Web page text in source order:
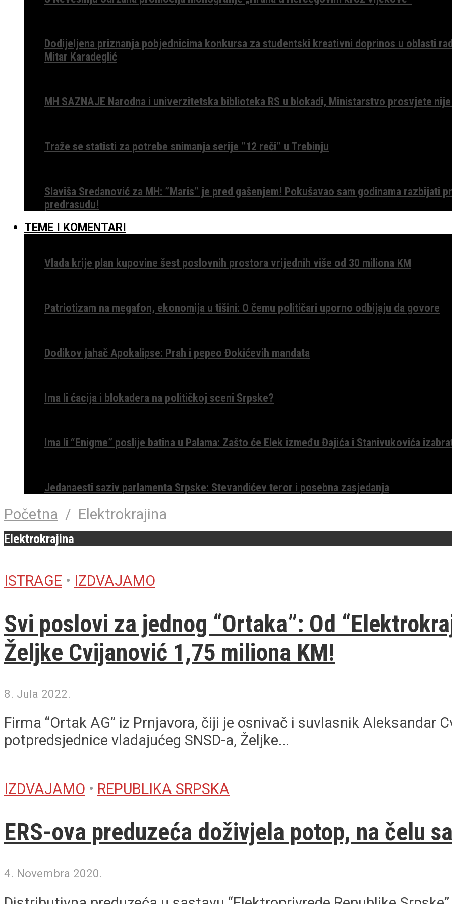
Dodijeljena priznanja pobjednicima konkursa za studentski kreativni doprinos u oblasti
Mitar Karadeglić
MH SAZNAJE Narodna i univerzitetska biblioteka RS u blokadi, Ministarstvo prosvjete nije
Traže se statisti za potrebe snimanja serije ”12 reči” u Trebinju
Slaviša Sredanović za MH: ”Maris” je pred gašenjem! Pokušavao sam godinama razbijati
predrasudu!
TEME I KOMENTARI
Vlada krije plan kupovine šest poslovnih prostora vrijednih više od 30 miliona KM
Patriotizam na megafon, ekonomija u tišini: O čemu političari uporno odbijaju da govore
Dodikov jahač Apokalipse: Prah i pepeo Đokićevih mandata
Ima li ćacija i blokadera na političkoj sceni Srpske?
Ima li “Enigme” poslije batina u Palama: Zašto će Elek između Đajića i Stanivukovića
Jedanaesti saziv parlamenta Srpske: Stevandićev teror i posebna zasjedanja
Početna / Elektrokrajina
Elektrokrajina
ISTRAGE • IZDVAJAMO
Svi poslovi za jednog “Ortaka”: Od
Željke Cvijanović 1,75 miliona KM!
8. Jula 2022.
Firma “Ortak AG” iz Prnjavora, čiji je osnivač i suvlasnik Aleksandar
potpredsjednice vladajućeg SNSD-a, Željke...
IZDVAJAMO • REPUBLIKA SRPSKA
ERS-ova preduzeća doživjela potop, na čelu
4. Novembra 2020.